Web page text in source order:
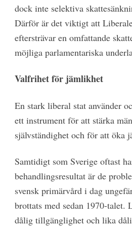
dock inte selektiva
Därför är det viktigt att
eftersträvar en omfattande
möjliga parlamentariska
Valfrihet för jämlikhet
En stark liberal stat använder
ett instrument för att stärka
självständighet och för att öka
Samtidigt som Sverige oftast
behandlingsresultat är de
svensk primärvård i dag
brottats med sedan 1970-talet.
dålig tillgänglighet och lika